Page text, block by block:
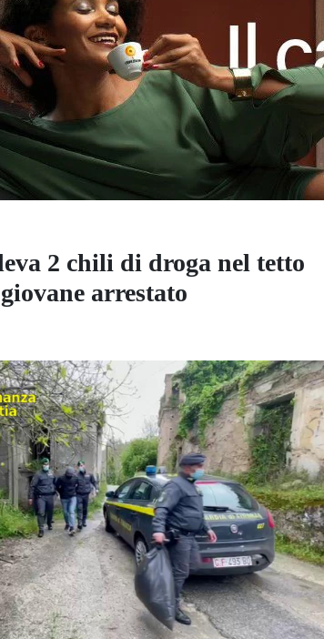
2 chili di droga nel tetto
arrestato